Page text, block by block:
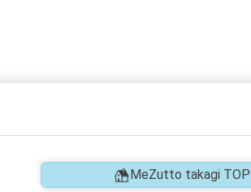
MeZutto takagi TOP